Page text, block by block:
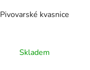
Pivovarské kvasnice
hodnocení
Skladem